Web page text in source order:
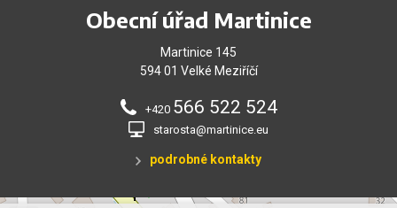
Obecní úřad Martinice
Martinice 145
594 01 Velké Meziříčí
+420 566 522 524
starosta@martinice.eu
podrobné kontakty